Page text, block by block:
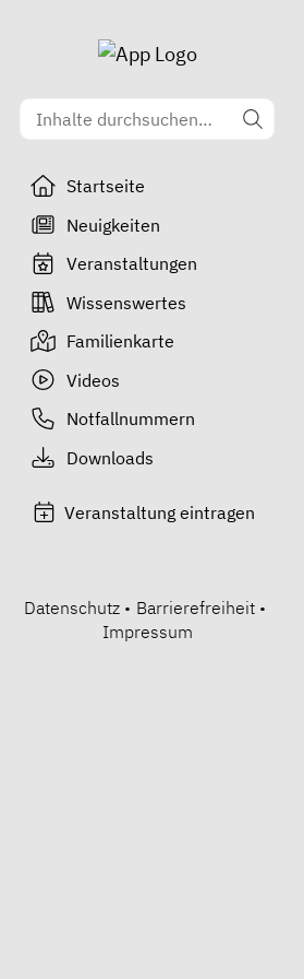
Startseite
Neuigkeiten
Veranstaltungen
Wissenswertes
Familienkarte
Videos
Notfallnummern
Downloads
Veranstaltung eintragen
Datenschutz • Barrierefreiheit •
Impressum